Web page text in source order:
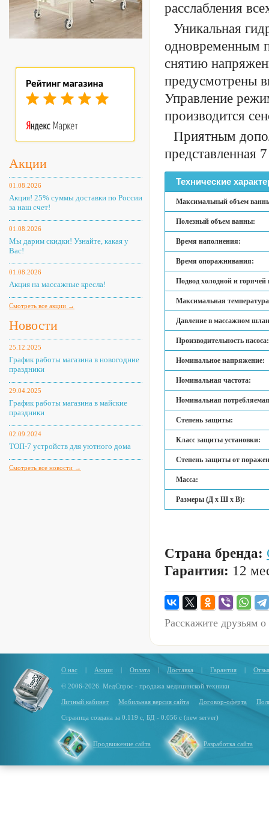
Акции
01.08.2026
Акция! 25% суммы доставки по России
за наш счет!
01.08.2026
Мы дарим скидки! Узнайте, какая у
Вас!
01.08.2026
Акция на массажные кресла!
Смотреть все акции →
Новости
25.12.2025
График работы магазина в новогодние
праздники
29.04.2025
График работы магазина в майские
праздники
02.09.2024
ТОП-7 устройств для уютного дома
Смотреть все новости →
расслабления
Уникальная
одновременным
снятию
предусмотрены
Управление
производится
Приятным
представленная
Технические
Максимальный объем
Полезный объем ванны:
Время наполнения:
Время опоражнивания:
Подвод холодной и горячей
Максимальная
Давление в массажном
Производительность насоса:
Номинальное напряжение:
Номинальная частота:
Номинальная
Степень защиты:
Класс защиты установки:
Степень защиты от
Масса:
Размеры (Д х Ш х В):
Страна бренда:
Гарантия: 12
Расскажите друзьям
О нас | Акции | Оплата | Доставка | Гарантия |
© 2006-2026. МедСпрос - продажа медицинской техники
Личный кабинет Мобильная версия сайта Договор-оферта
Страница создана за 0.119 с, БД - 0.056 с (new server)
Продвижение сайта Разработка сайта